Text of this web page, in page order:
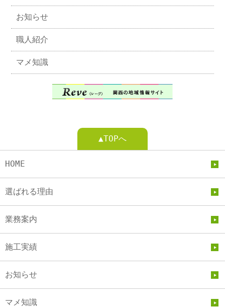
お知らせ
職人紹介
マメ知識
▲TOPへ
HOME
選ばれる理由
業務案内
施工実績
お知らせ
マメ知識